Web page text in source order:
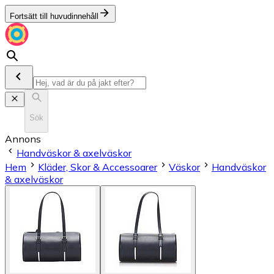
Fortsätt till huvudinnehåll
Sök
Annons
Handväskor & axelväskor
Hem
Kläder, Skor & Accessoarer Väskor
Handväskor
& axelväskor